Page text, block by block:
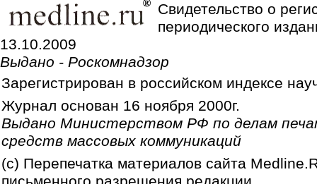
Свидетельство о
периодического
13.10.2009
Выдано - Роскомнадзор
Зарегистрирован в российском индексе
Журнал основан 16 ноября 2000г.
Выдано Министерством РФ по делам
средств массовых коммуникаций
(c) Перепечатка материалов сайта